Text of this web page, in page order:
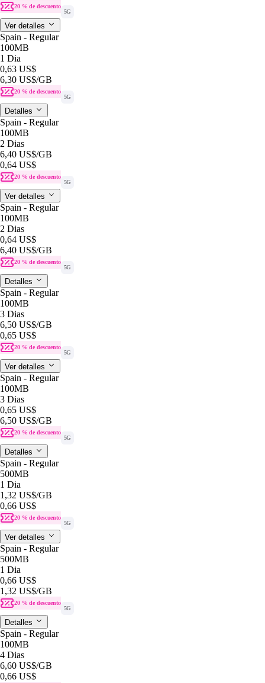
20 % de descuento
5G
Ver detalles
Spain - Regular
100MB
1 Dia
0,63 US$
6,30 US$/GB
20 % de descuento
5G
Detalles
Spain - Regular
100MB
2 Dias
6,40 US$/GB
0,64 US$
20 % de descuento
5G
Ver detalles
Spain - Regular
100MB
2 Dias
0,64 US$
6,40 US$/GB
20 % de descuento
5G
Detalles
Spain - Regular
100MB
3 Dias
6,50 US$/GB
0,65 US$
20 % de descuento
5G
Ver detalles
Spain - Regular
100MB
3 Dias
0,65 US$
6,50 US$/GB
20 % de descuento
5G
Detalles
Spain - Regular
500MB
1 Dia
1,32 US$/GB
0,66 US$
20 % de descuento
5G
Ver detalles
Spain - Regular
500MB
1 Dia
0,66 US$
1,32 US$/GB
20 % de descuento
5G
Detalles
Spain - Regular
100MB
4 Dias
6,60 US$/GB
0,66 US$